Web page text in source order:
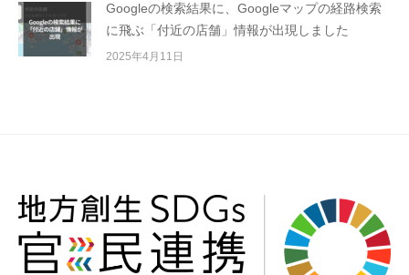
Googleの検索結果に、Googleマップの経路検索
に飛ぶ「付近の店舗」情報が出現しました
2025年4月11日